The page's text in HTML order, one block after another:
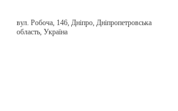
вул. Робоча, 146, Дніпро, Дніпропетровська
область, Україна